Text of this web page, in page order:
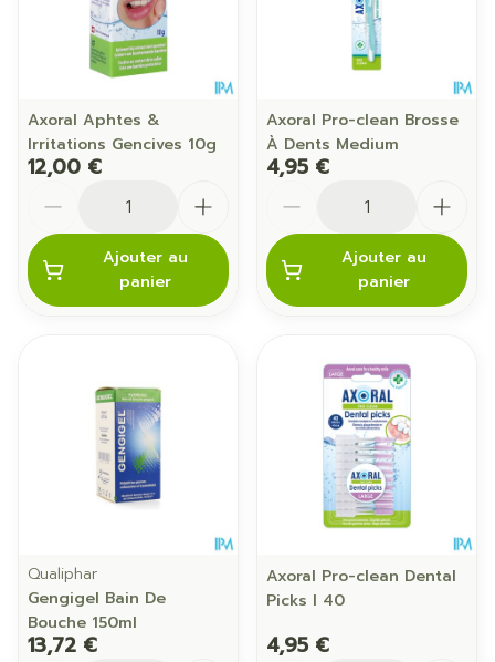
Axoral Aphtes &
Irritations Gencives 10g
12,00 €
Ajouter au
panier
Axoral Pro-clean Brosse
À Dents Medium
4,95 €
Ajouter au
panier
Qualiphar
Gengigel Bain De
Bouche 150ml
13,72 €
Axoral Pro-clean Dental
Picks l 40
4,95 €